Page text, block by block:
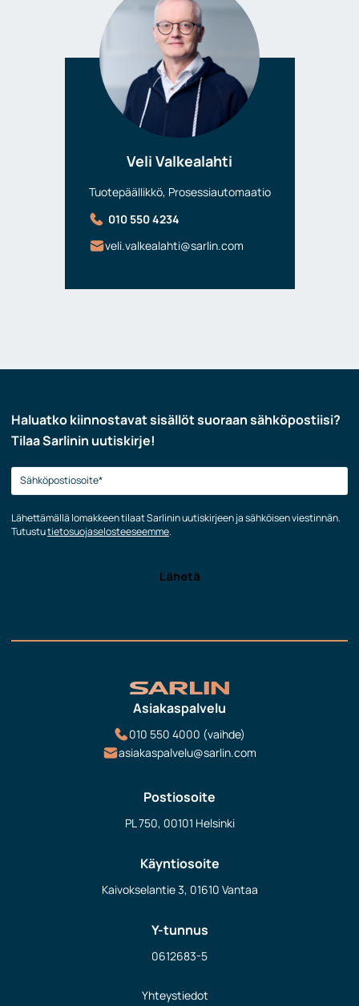
Veli Valkealahti
Tuotepäällikkö, Prosessiautomaatio
010 550 4234
veli.valkealahti@sarlin.com
Haluatko kiinnostavat sisällöt suoraan sähköpostiisi?
Tilaa Sarlinin uutiskirje!
Lähettämällä lomakkeen tilaat Sarlinin uutiskirjeen ja sähköisen viestinnän.
Tutustutietosuojaselosteeseemme.
Asiakaspalvelu
010 550 4000 (vaihde)
asiakaspalvelu@sarlin.com
Postiosoite
PL 750, 00101 Helsinki
Käyntiosoite
Kaivokselantie 3, 01610 Vantaa
Y-tunnus
0612683-5
Yhteystiedot